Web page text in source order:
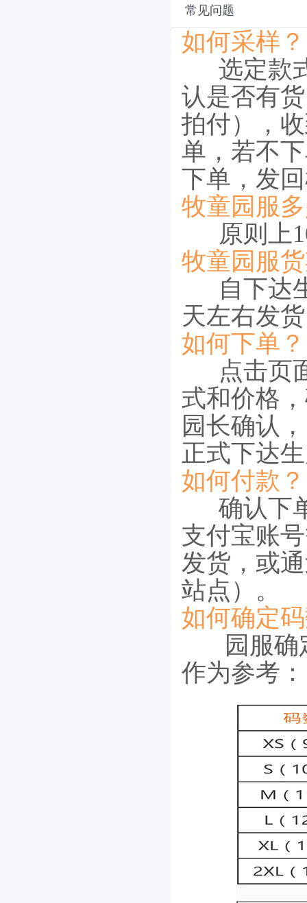
常见问题
如何采样？
选定款
认是否有
拍付），
单，若不
下单，发
牧童园服
原则上
牧童园服
自下达
天左右发
如何下单？
点击页面
式和价格
园长确认
正式下达
如何付款？
确认下单
支付宝账
发货，或
站点）。
如何确定
园服
作为参考